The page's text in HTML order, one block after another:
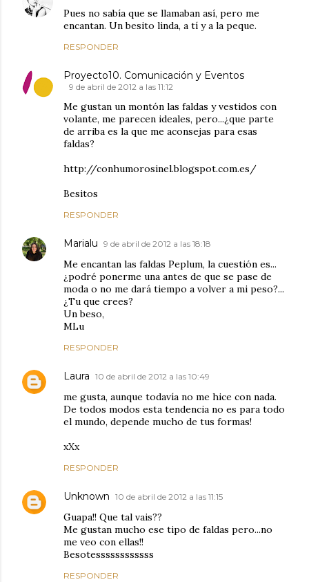
Pues no sabía que se llamaban así, pero me
encantan. Un besito linda, a tí y a la peque.
RESPONDER
Proyecto10. Comunicación y Eventos
9 de abril de 2012 a las 11:12
Me gustan un montón las faldas y vestidos con
volante, me parecen ideales, pero...¿que parte
de arriba es la que me aconsejas para esas
faldas?
http://conhumorosinel.blogspot.com.es/
Besitos
RESPONDER
Marialu 9 de abril de 2012 a las 18:18
Me encantan las faldas Peplum, la cuestión es...
¿podré ponerme una antes de que se pase de
moda o no me dará tiempo a volver a mi peso?...
¿Tu que crees?
Un beso,
MLu
RESPONDER
Laura 10 de abril de 2012 a las 10:49
me gusta, aunque todavía no me hice con nada.
De todos modos esta tendencia no es para todo
el mundo, depende mucho de tus formas!
xXx
RESPONDER
Unknown 10 de abril de 2012 a las 11:15
Guapa!! Que tal vais??
Me gustan mucho ese tipo de faldas pero...no
me veo con ellas!!
Besotessssssssssss
RESPONDER